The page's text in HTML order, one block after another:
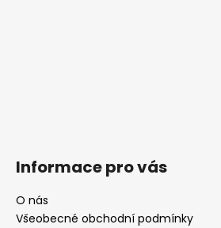
Informace pro vás
O nás
Všeobecné obchodní podmínky